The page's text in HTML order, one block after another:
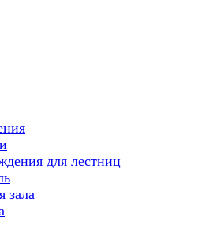
для лестниц
зала